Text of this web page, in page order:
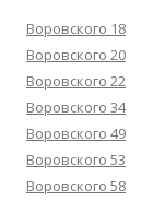
:Воровского 18
Воровского 20
Воровского 22
Воровского 34
Воровского 49
Воровского 53
Воровского 58